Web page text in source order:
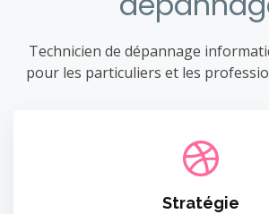
Technicien de dépannage
pour les particuliers et les
Stratégie